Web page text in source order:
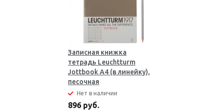
Записная книжка
тетрадь Leuchtturm
Jottbook А4 (в линейку),
песочная
Нет в наличии
896 руб.